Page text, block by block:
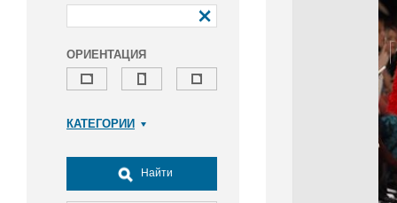
ОРИЕНТАЦИЯ
КАТЕГОРИИ
Досуг, туризм и отдых
Культура
Найти